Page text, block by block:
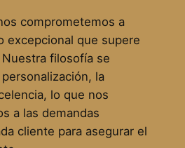
comprometemos a
excepcional que supere
filosofía se
la
lo que nos
a las demandas
cliente para asegurar el